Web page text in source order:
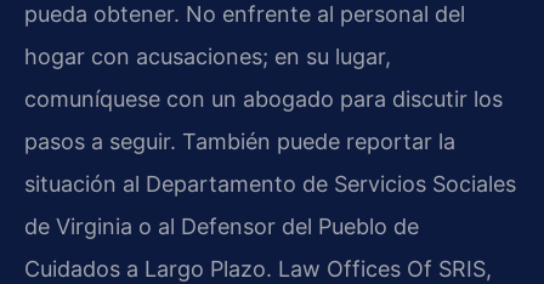
pueda obtener. No enfrente al personal del
hogar con acusaciones; en su lugar,
comuníquese con un abogado para discutir los
pasos a seguir. También puede reportar la
situación al Departamento de Servicios Sociales
de Virginia o al Defensor del Pueblo de
Cuidados a Largo Plazo. Law Offices Of SRIS,